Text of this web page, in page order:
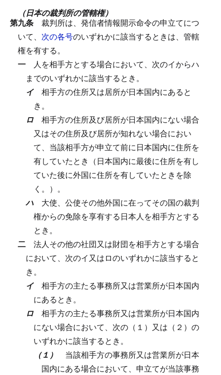
（日本の裁判所の管轄権）
第九条 裁判所は、発信者情報開示命令の申立てにつ
いて、 次の各号のいずれかに該当するときは、管轄
権を有する。
一 人を相手方とする場合において、次のイからハ
までのいずれかに該当するとき。
イ 相手方の住所又は居所が日本国内にあると
き。
ロ 相手方の住所及び居所が日本国内にない場合
又はその住所及び居所が知れない場合におい
て、当該相手方が申立て前に日本国内に住所を
有していたとき（日本国内に最後に住所を有し
ていた後に外国に住所を有していたときを除
く。）。
ハ 大使、公使その他外国に在ってその国の裁判
権からの免除を享有する日本人を相手方とする
とき。
二 法人その他の社団又は財団を相手方とする場合
において、次のイ又はロのいずれかに該当すると
き。
イ 相手方の主たる事務所又は営業所が日本国内
にあるとき。
ロ 相手方の主たる事務所又は営業所が日本国内
にない場合において、次の（１）又は（２）の
いずれかに該当するとき。
（１） 当該相手方の事務所又は営業所が日本
国内にある場合において、申立てが当該事務